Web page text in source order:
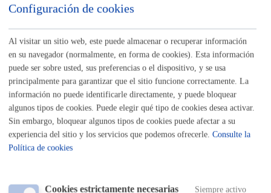
PRESENCIAL
TELÉFONO
MÁQUINA
Inscripciones: actividades relacionadas con Cooperación,
Derechos Humanos y Diversidad Cultural
ONLINE
PRESENCIAL
Configuración de cookies
Al visitar un sitio web, este puede almacenar o recuperar información
en su navegador (normalmente, en forma de cookies). Esta información
puede ser sobre usted, sus preferencias o el dispositivo, y se usa
principalmente para garantizar que el sitio funcione correctamente. La
información no puede identificarle directamente, y puede bloquear
algunos tipos de cookies. Puede elegir qué tipo de cookies desea activar.
Sin embargo, bloquear algunos tipos de cookies puede afectar a su
experiencia del sitio y los servicios que podemos ofrecerle. Consulte la
Política de cookies
Cookies estrictamente necesarias Siempre activo